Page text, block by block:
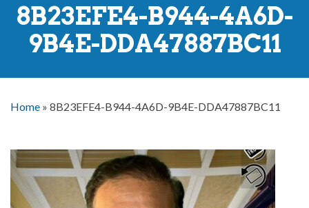
8B23EFE4-B944-4A6D-
9B4E-DDA47887BC11
Home » 8B23EFE4-B944-4A6D-9B4E-DDA47887BC11